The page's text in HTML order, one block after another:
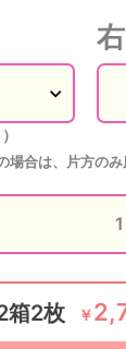
場合は、片方の
箱2枚 ￥